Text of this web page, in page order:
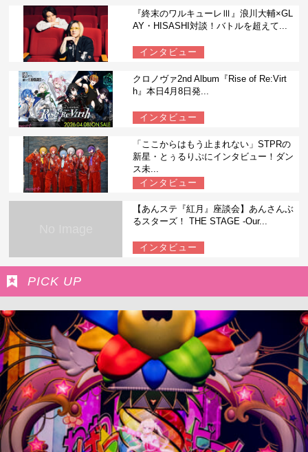
『終末のワルキューレⅢ』浪川大輔×GL
AY・HISASHI対談！バトルを超えて...
インタビュー
クロノヴァ2nd Album『Rise of Re:Virt
h』本日4月8日発...
インタビュー
「ここからはもう止まれない」STPRの
新星・とぅるりぷにインタビュー！ダン
ス未...
インタビュー
【あんステ『紅月』座談会】あんさんぶ
るスターズ！ THE STAGE -Our...
インタビュー
PICK UP